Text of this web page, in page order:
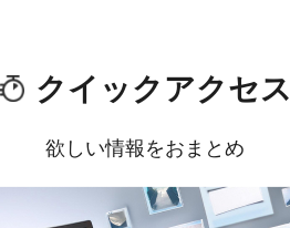
クイックアクセス
欲しい情報をおまとめ